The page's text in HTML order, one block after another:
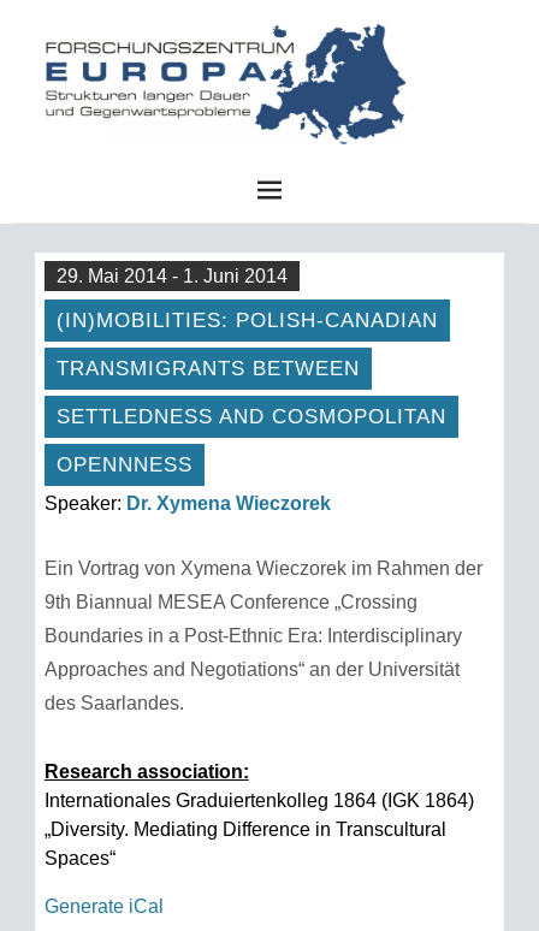
29. Mai 2014 - 1. Juni 2014
(IN)MOBILITIES: POLISH-CANADIAN
TRANSMIGRANTS BETWEEN
SETTLEDNESS AND COSMOPOLITAN
OPENNNESS
Speaker: Dr. Xymena Wieczorek
Ein Vortrag von Xymena Wieczorek im Rahmen der
9th Biannual MESEA Conference „Crossing
Boundaries in a Post-Ethnic Era: Interdisciplinary
Approaches and Negotiations“ an der Universität
des Saarlandes.
Research association:
Internationales Graduiertenkolleg 1864 (IGK 1864)
„Diversity. Mediating Difference in Transcultural
Spaces“
Generate iCal